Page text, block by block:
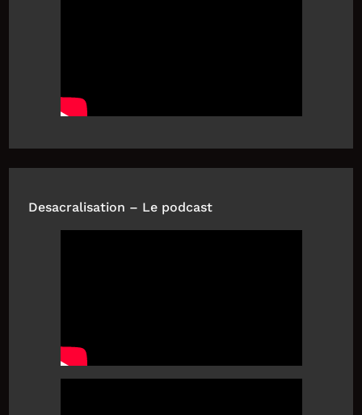
Desacralisation – Le podcast